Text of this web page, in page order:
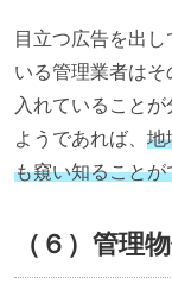
目立つ広告を出
いる管理業者は
入れていること
ようであれば、 地
も窺い知ることが
（６）管理